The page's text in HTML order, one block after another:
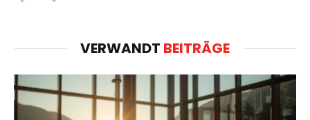
VERWANDT BEITRÄGE